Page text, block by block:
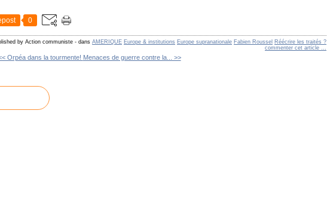
0
by Action communiste - dansAMERIQUE Europe & institutions Europe supranationale Fabien Roussel Réécrire les traités ?
commenter cet article …
Orpéa dans la tourmente! Menaces de guerre contre la... >>